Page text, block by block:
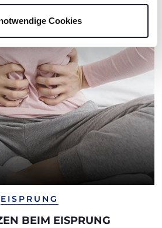
Cookies
EISPRUNG
BEIM EISPRUNG